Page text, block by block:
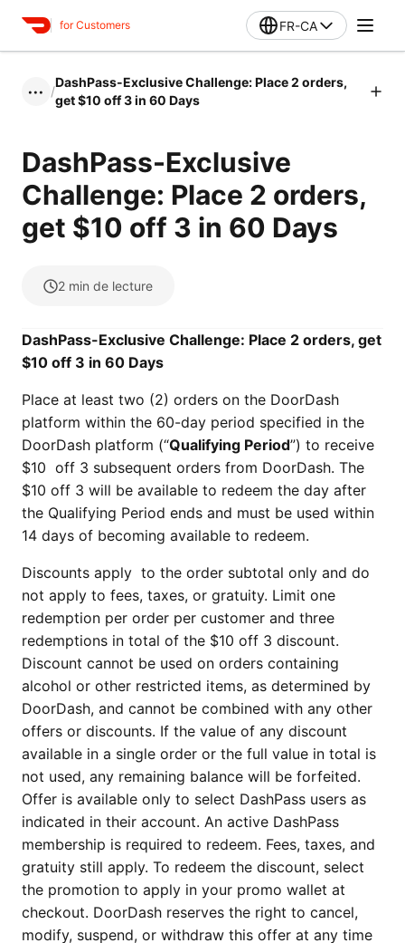
for Customers FR-CA
••• /
DashPass-Exclusive Challenge: Place 2 orders,
get $10 off 3 in 60 Days
DashPass-Exclusive
Challenge: Place 2 orders,
get $10 off 3 in 60 Days
2 min de lecture
DashPass-Exclusive Challenge: Place 2 orders, get
$10 off 3 in 60 Days
Place at least two (2) orders on the DoorDash
platform within the 60-day period specified in the
DoorDash platform (“Qualifying Period”) to receive
$10 off 3 subsequent orders from DoorDash. The
$10 off 3 will be available to redeem the day after
the Qualifying Period ends and must be used within
14 days of becoming available to redeem.
Discounts apply to the order subtotal only and do
not apply to fees, taxes, or gratuity. Limit one
redemption per order per customer and three
redemptions in total of the $10 off 3 discount.
Discount cannot be used on orders containing
alcohol or other restricted items, as determined by
DoorDash, and cannot be combined with any other
offers or discounts. If the value of any discount
available in a single order or the full value in total is
not used, any remaining balance will be forfeited.
Offer is available only to select DashPass users as
indicated in their account. An active DashPass
membership is required to redeem. Fees, taxes, and
gratuity still apply. To redeem the discount, select
the promotion to apply in your promo wallet at
checkout. DoorDash reserves the right to cancel,
modify, suspend, or withdraw this offer at any time